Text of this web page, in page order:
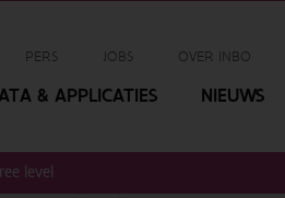
PERS JOBS OVER INBO
& APPLICATIES NIEUWS
level